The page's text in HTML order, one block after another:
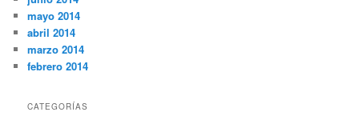
mayo 2014
abril 2014
marzo 2014
febrero 2014
CATEGORÍAS